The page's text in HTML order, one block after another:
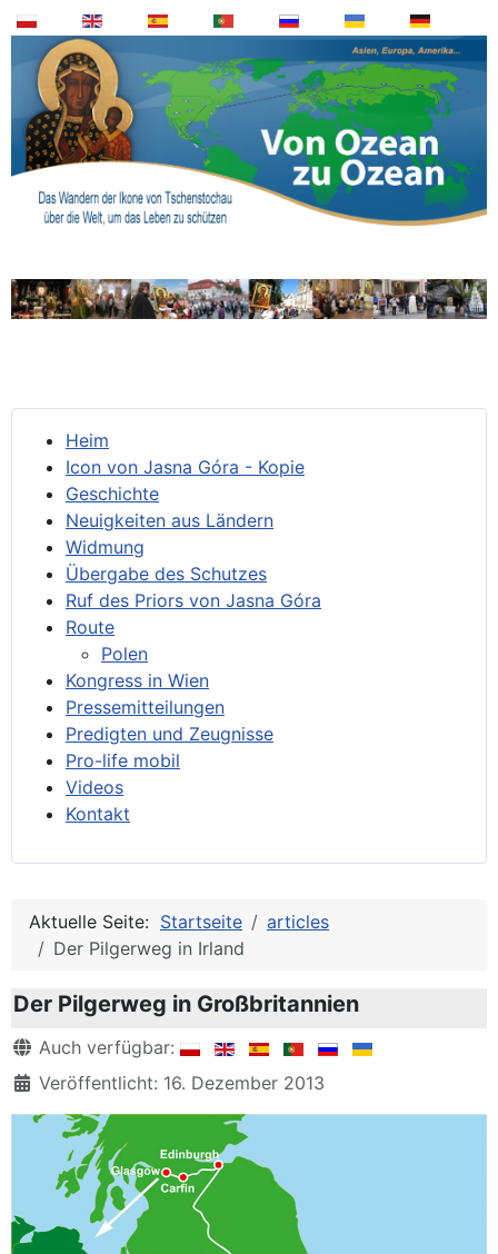
Heim
Icon von Jasna Góra - Kopie
Geschichte
Neuigkeiten aus Ländern
Widmung
Übergabe des Schutzes
Ruf des Priors von Jasna Góra
Route
Polen
Kongress in Wien
Pressemitteilungen
Predigten und Zeugnisse
Pro-life mobil
Videos
Kontakt
Aktuelle Seite: Startseite
articles
Der Pilgerweg in Irland
Der Pilgerweg in Großbritannien
DetailsAuch verfügbar:
Veröffentlicht: 16. Dezember 2013